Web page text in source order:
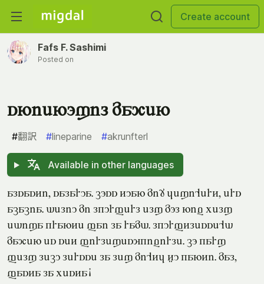
Create account
Fafs F. Sashimi
Posted on
snienoxil maqen
#翻訳 #lineparine #akrunfterl
Available in other languages
alsasti, salarua. coss tuan mi? jexi'ert, ers
acacia. deliu mi lkurferl elx mol niv pelx
edixa krante fai la ramd. lkurftlesse'd
maqen es set firlexesykivirle. co karx
felx lecu lersse la lex mi'tj zu kanti. mal,
fasta la pesta!